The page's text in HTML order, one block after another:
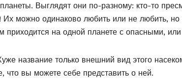
Выглядят они по-разному: кто-то
Их можно одинаково любить или не любить,
приходится на одной планете с опасными,
название только внешний вид этого
что вы можете себе представить о ней.